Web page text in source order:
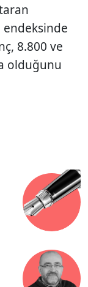
endeksinde
8.800 ve
olduğunu